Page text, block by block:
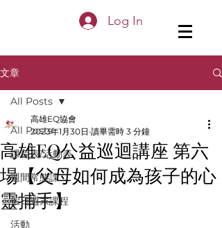
Log In
文章
All Posts
課程表/活動表
週間常態課
假日週末課程
活動
All Posts
高雄EQ公益巡迴講座 第六
場【父母如何成為孩子的心
靈捕手】
高雄EQ協會
2023年1月30日 讀畢需時 3 分鐘